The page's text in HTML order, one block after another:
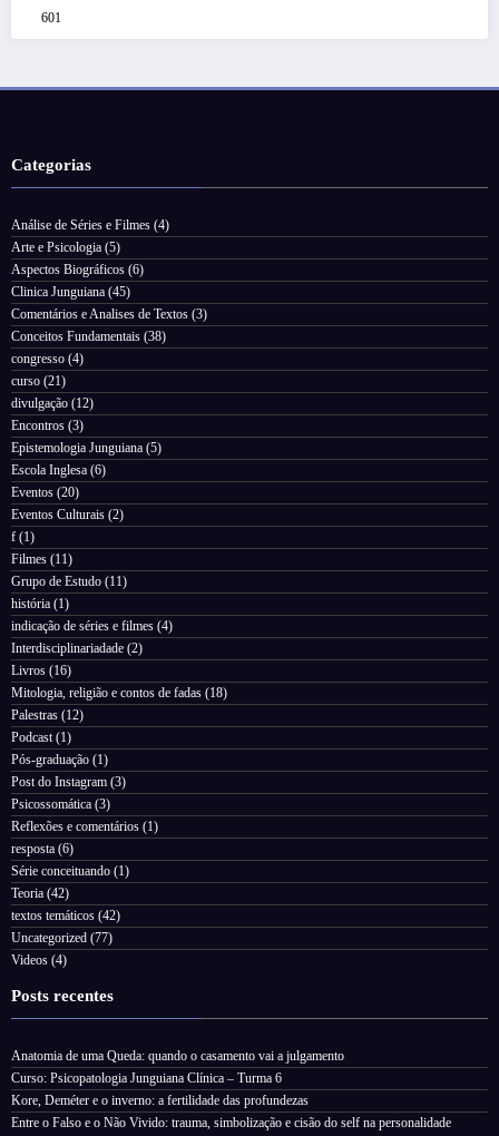
601
Categorias
Análise de Séries e Filmes (4)
Arte e Psicologia (5)
Aspectos Biográficos (6)
Clinica Junguiana (45)
Comentários e Analises de Textos (3)
Conceitos Fundamentais (38)
congresso (4)
curso (21)
divulgação (12)
Encontros (3)
Epistemologia Junguiana (5)
Escola Inglesa (6)
Eventos (20)
Eventos Culturais (2)
f (1)
Filmes (11)
Grupo de Estudo (11)
história (1)
indicação de séries e filmes (4)
Interdisciplinariadade (2)
Livros (16)
Mitologia, religião e contos de fadas (18)
Palestras (12)
Podcast (1)
Pós-graduação (1)
Post do Instagram (3)
Psicossomática (3)
Reflexões e comentários (1)
resposta (6)
Série conceituando (1)
Teoria (42)
textos temáticos (42)
Uncategorized (77)
Videos (4)
Posts recentes
Anatomia de uma Queda: quando o casamento vai a julgamento
Curso: Psicopatologia Junguiana Clínica – Turma 6
Kore, Deméter e o inverno: a fertilidade das profundezas
Entre o Falso e o Não Vivido: trauma, simbolização e cisão do self na personalidade